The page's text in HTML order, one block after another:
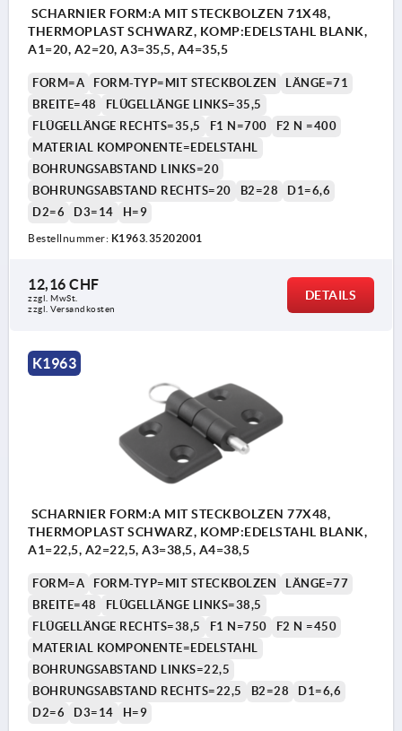
SCHARNIER FORM:A MIT STECKBOLZEN 71X48,
THERMOPLAST SCHWARZ, KOMP:EDELSTAHL BLANK,
A1=20, A2=20, A3=35,5, A4=35,5
FORM=A FORM-TYP=MIT STECKBOLZEN
LÄNGE=71
BREITE=48
FLÜGELLÄNGE LINKS=35,5
FLÜGELLÄNGE RECHTS=35,5
F1 N=700
F2 N =400
MATERIAL KOMPONENTE=EDELSTAHL
BOHRUNGSABSTAND LINKS=20
BOHRUNGSABSTAND RECHTS=20
B2=28
D1=6,6
D2=6
D3=14 H=9
Bestellnummer: K1963.35202001
12,16 CHF
zzgl. MwSt.
zzgl. Versandkosten
DETAILS
K1963
SCHARNIER FORM:A MIT STECKBOLZEN 77X48,
THERMOPLAST SCHWARZ, KOMP:EDELSTAHL BLANK,
A1=22,5, A2=22,5, A3=38,5, A4=38,5
FORM=A FORM-TYP=MIT STECKBOLZEN
LÄNGE=77
BREITE=48
FLÜGELLÄNGE LINKS=38,5
FLÜGELLÄNGE RECHTS=38,5
F1 N=750
F2 N =450
MATERIAL KOMPONENTE=EDELSTAHL
BOHRUNGSABSTAND LINKS=22,5
BOHRUNGSABSTAND RECHTS=22,5
B2=28
D1=6,6
D2=6
D3=14 H=9